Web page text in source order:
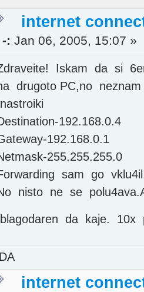
internet
-: Jan 06, 2005, 15:07 »
Iskam da si
drugoto PC,no
nastroiki
192.168.0.4
192.168.0.1
255.255.255.0
sam go
nisto ne se
blagodaren da kaje. 10x
internet